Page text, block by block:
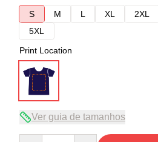
S
M L XL 2XL
5XL
Print Location
Ver guia de tamanhos